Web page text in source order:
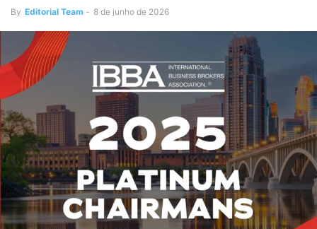
By Editorial Team - 8 de junho de 2026